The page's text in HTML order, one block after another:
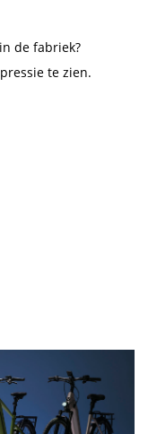
de fabriek?
te zien.